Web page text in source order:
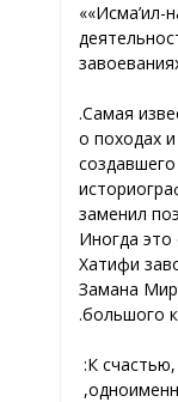
«Исма’ил-
Самая
о походах
заменил
Иногда
Хатифи
Замана
большого
К